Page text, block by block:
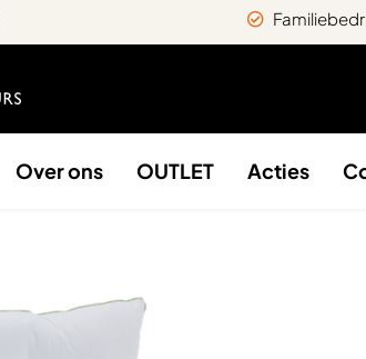
Over ons OUTLET Acties